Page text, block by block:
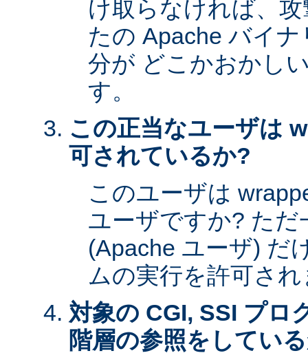
け取らなければ、
たの Apache バイ
分が どこかおかし
す。
この正当なユーザは
可されているか?
このユーザは
ユーザですか? ただ
(Apache ユーザ) だ
ムの実行を許可さ
対象の CGI, SSI プロ
階層の参照をしてい